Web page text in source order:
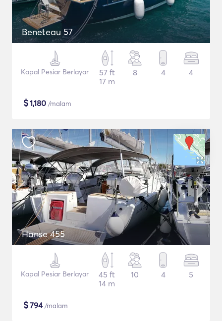
Beneteau 57
Kapal Pesiar Berlayar
57 ft
17 m
8 4 4
$1,180 /malam
Hanse 455
Kapal Pesiar Berlayar
45 ft
14 m
10 4 5
$794/malam